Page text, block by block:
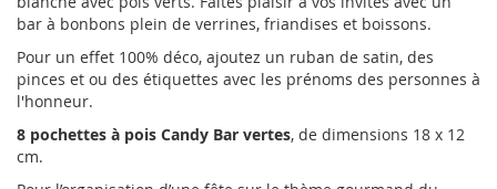
bar à bonbons plein de verrines, friandises et boissons.
Pour un effet 100% déco, ajoutez un ruban de satin, des
pinces et ou des étiquettes avec les prénoms des personnes à
l'honneur.
8 pochettes à pois Candy Bar vertes, de dimensions 18 x 12
cm.